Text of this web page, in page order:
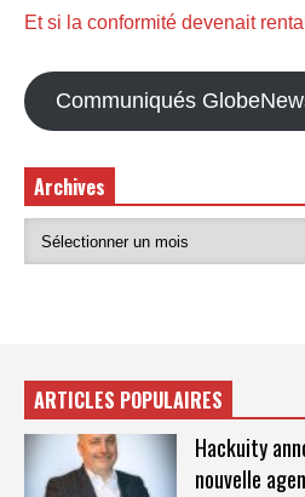
Et si la conformité devenait
Communiqués
Archives
ARTICLES POPULAIRES
Hackuity
nouvelle